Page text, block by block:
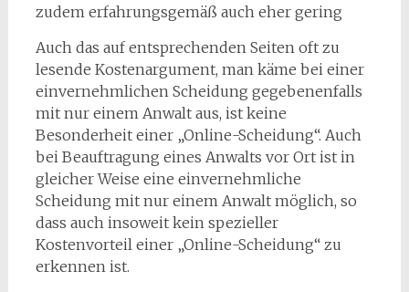
zudem erfahrungsgemäß auch eher gering
Auch das auf entsprechenden Seiten oft zu
lesende Kostenargument, man käme bei einer
einvernehmlichen Scheidung gegebenenfalls
mit nur einem Anwalt aus, ist keine
Besonderheit einer „Online-Scheidung“. Auch
bei Beauftragung eines Anwalts vor Ort ist in
gleicher Weise eine einvernehmliche
Scheidung mit nur einem Anwalt möglich, so
dass auch insoweit kein spezieller
Kostenvorteil einer „Online-Scheidung“ zu
erkennen ist.